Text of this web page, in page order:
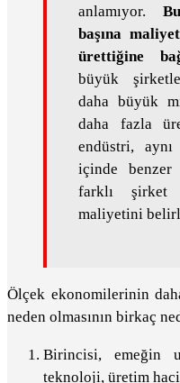
anlamıyor.
başına
ürettiğine
büyük
daha büyük
daha fazla
endüstri,
içinde
farklı
maliyetini
Ölçek ekonomilerinin
neden olmasının birkaç
Birincisi, emeğin
teknoloji, üretim